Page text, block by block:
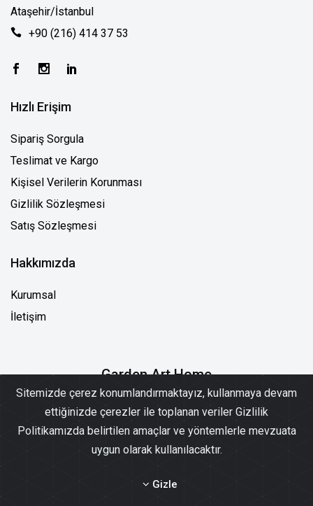
Ataşehir/İstanbul
+90 (216) 414 37 53
Hızlı Erişim
Sipariş Sorgula
Teslimat ve Kargo
Kişisel Verilerin Korunması
Gizlilik Sözleşmesi
Satış Sözleşmesi
Hakkımızda
Kurumsal
İletişim
Garden Art Home
© 2020 Garden Art Home. All Rights Reserved.
Developed by Yiva Yazılım
Sitemizde çerez konumlandırmaktayız, kullanmaya devam
ettiğinizde çerezler ile toplanan veriler Gizlilik
Politikamızda belirtilen amaçlar ve yöntemlerle mevzuata
uygun olarak kullanılacaktır.
Gizle